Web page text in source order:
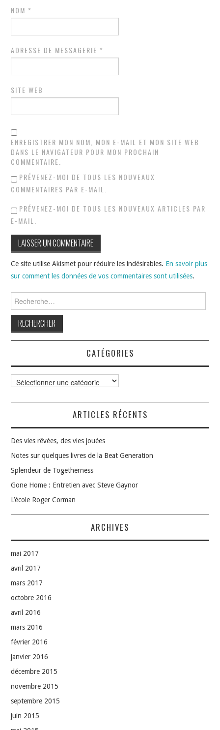
NOM *
ADRESSE DE MESSAGERIE *
SITE WEB
ENREGISTRER MON NOM, MON E-MAIL ET MON SITE WEB
DANS LE NAVIGATEUR POUR MON PROCHAIN
COMMENTAIRE.
PRÉVENEZ-MOI DE TOUS LES NOUVEAUX
COMMENTAIRES PAR E-MAIL.
PRÉVENEZ-MOI DE TOUS LES NOUVEAUX ARTICLES PAR
E-MAIL.
Ce site utilise Akismet pour réduire les indésirables. En savoir plus
sur comment les données de vos commentaires sont utilisées.
Rechercher :
CATÉGORIES
Catégories
ARTICLES RÉCENTS
Des vies rêvées, des vies jouées
Notes sur quelques livres de la Beat Generation
Splendeur de Togetherness
Gone Home : Entretien avec Steve Gaynor
L’école Roger Corman
ARCHIVES
mai 2017
avril 2017
mars 2017
octobre 2016
avril 2016
mars 2016
février 2016
janvier 2016
décembre 2015
novembre 2015
septembre 2015
juin 2015